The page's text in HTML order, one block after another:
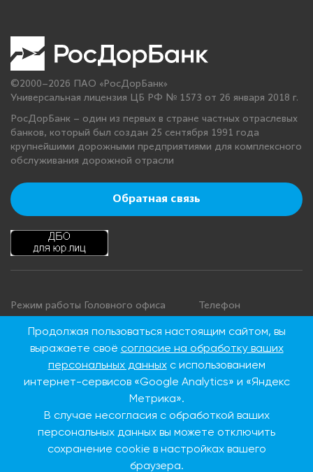
©2000–2026 ПАО «РосДорБанк»
Универсальная лицензия ЦБ РФ № 1573 от 26 января 2018 г.
РосДорБанк – один из первых в стране частных отраслевых
банков, который был создан 25 сентября 1991 года
крупнейшими дорожными предприятиями для комплексного
обслуживания дорожной отрасли
Обратная связь
Режим работы Головного офиса
Понедельник - четверг: с 9:00 до
18:00
Суббота, воскресенье: выходные
Телефон
+7 495 276 00 22
8 800 100 00 22
России)
115093, г. Москва, ул.
Продолжая пользоваться настоящим сайтом, вы
выражаете своё согласие на обработку ваших
персональных данныхс использованием
интернет-сервисов «Google Analytics» и «Яндекс
Метрика».
В случае несогласия с обработкой ваших
персональных данных вы можете отключить
сохранение cookie в настройках вашего
браузера.